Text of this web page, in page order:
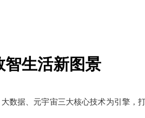
生活新图景
据、元宇宙三大核心技术为引擎，